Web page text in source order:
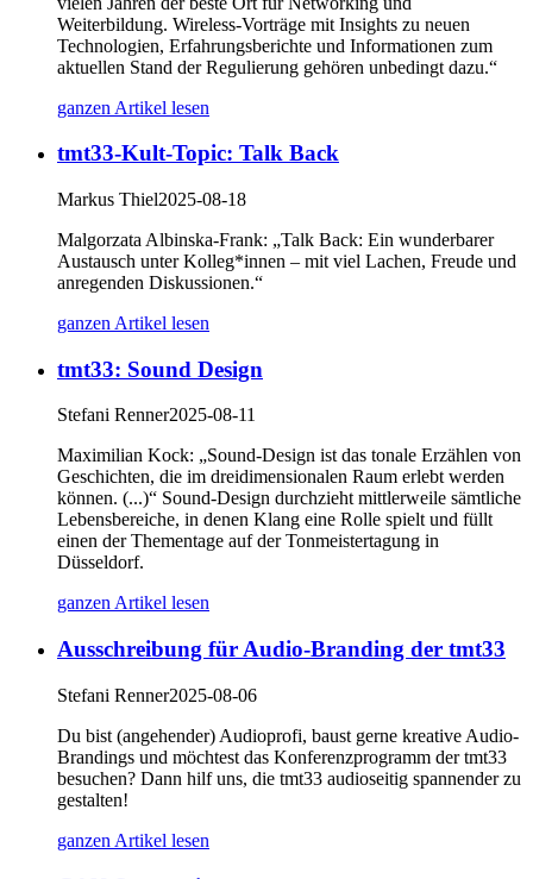
Weiterbildung. Wireless-Vorträge mit Insights zu neuen
Technologien, Erfahrungsberichte und Informationen zum
aktuellen Stand der Regulierung gehören unbedingt dazu.“
ganzen Artikel lesen
tmt33-Kult-Topic: Talk Back
Markus Thiel2025-08-18
Malgorzata Albinska-Frank: „Talk Back: Ein wunderbarer
Austausch unter Kolleg*innen – mit viel Lachen, Freude und
anregenden Diskussionen.“
ganzen Artikel lesen
tmt33: Sound Design
Stefani Renner2025-08-11
Maximilian Kock: „Sound-Design ist das tonale Erzählen von
Geschichten, die im dreidimensionalen Raum erlebt werden
können. (...)“ Sound-Design durchzieht mittlerweile sämtliche
Lebensbereiche, in denen Klang eine Rolle spielt und füllt
einen der Thementage auf der Tonmeistertagung in
Düsseldorf.
ganzen Artikel lesen
Ausschreibung für Audio-Branding der tmt33
Stefani Renner2025-08-06
Du bist (angehender) Audioprofi, baust gerne kreative Audio-
Brandings und möchtest das Konferenzprogramm der tmt33
besuchen? Dann hilf uns, die tmt33 audioseitig spannender zu
gestalten!
ganzen Artikel lesen